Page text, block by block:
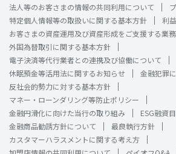
法人等のお客さまの情報の共同利用について
特定個人情報等の取扱いに関する基本方針
利
お客さまの資産運用及び資産形成をご支援する業
外国為替取引に関する基本方針
電子決済等代行業者との連携及び協働について
休眠預金等活用法に関するお知らせ
金融犯罪
反社会的勢力に対する基本方針
マネー・ローンダリング等防止ポリシー
金融円滑化に向けた当行の取り組み
ESG融資
金融商品勧誘方針について
最良執行方針
カスタマーハラスメントに関する考え方